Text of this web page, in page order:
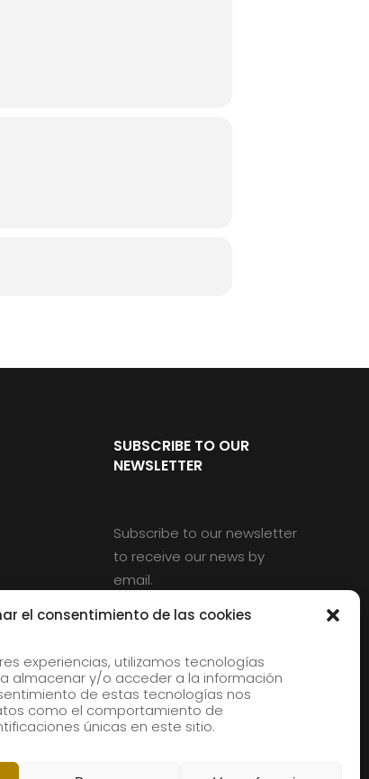
el consentimiento de las cookies
experiencias, utilizamos tecnologías
almacenar y/o acceder a la información
de estas tecnologías nos
como el comportamiento de
únicas en este sitio.
SUBSCRIBE TO OUR
NEWSLETTER
Subscribe to our newsletter
to receive our news by
email.